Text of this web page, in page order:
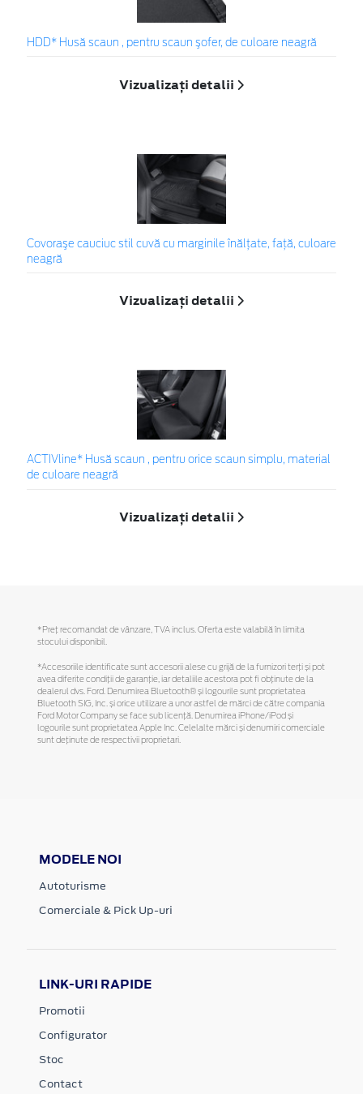
HDD* Husă scaun , pentru scaun şofer, de culoare neagră
Vizualizați detalii
Covoraşe cauciuc stil cuvă cu marginile înălțate, față, culoare
neagră
Vizualizați detalii
ACTIVline* Husă scaun , pentru orice scaun simplu, material
de culoare neagră
Vizualizați detalii
*Preţ recomandat de vânzare, TVA inclus. Oferta este valabilă în limita
stocului disponibil.
*Accesoriile identificate sunt accesorii alese cu grijă de la furnizori terți și pot
avea diferite condiții de garanție, iar detaliile acestora pot fi obținute de la
dealerul dvs. Ford. Denumirea Bluetooth® și logourile sunt proprietatea
Bluetooth SIG, Inc. și orice utilizare a unor astfel de mărci de către compania
Ford Motor Company se face sub licență. Denumirea iPhone/iPod și
logourile sunt proprietatea Apple Inc. Celelalte mărci și denumiri comerciale
sunt deținute de respectivii proprietari.
MODELE NOI
Autoturisme
Comerciale & Pick Up-uri
LINK-URI RAPIDE
Promotii
Configurator
Stoc
Contact